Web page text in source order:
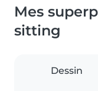
Mes
sitting
Dessin